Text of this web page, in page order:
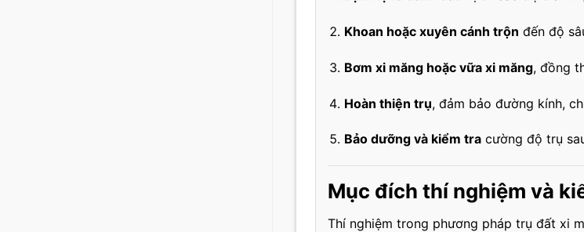
Khoan hoặc xuyên cánh trộn đến độ
Bơm xi măng hoặc vữa xi măng, đồng
Hoàn thiện trụ, đảm bảo đường kính,
Bảo dưỡng và kiểm tracường độ trụ
Mục đích thí nghiệm và
Thí nghiệm trong phương pháp trụ đất xi